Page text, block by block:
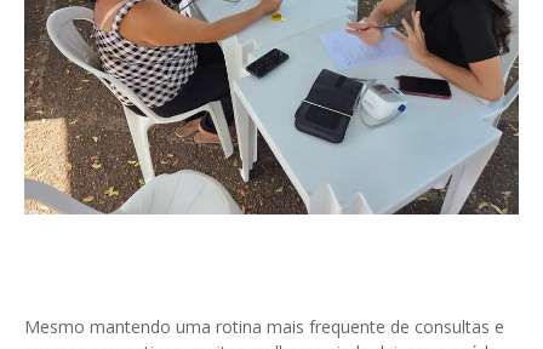
Mesmo mantendo uma rotina mais frequente de consultas e